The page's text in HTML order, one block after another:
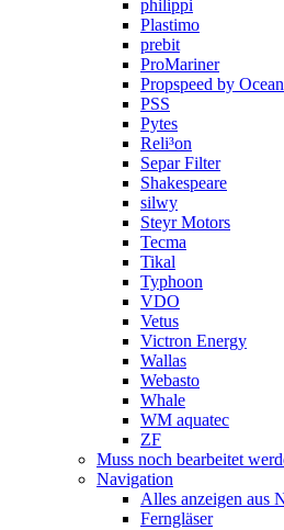
philippi
Plastimo
prebit
ProMariner
Propspeed by
PSS
Pytes
Reli³on
Separ Filter
Shakespeare
silwy
Steyr Motors
Tecma
Tikal
Typhoon
VDO
Vetus
Victron Energy
Wallas
Webasto
Whale
WM aquatec
ZF
Muss noch bearbeitet
Navigation
Alles anzeigen aus
Ferngläser